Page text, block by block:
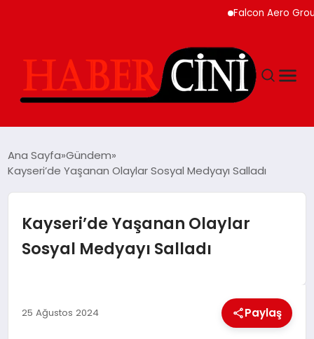
Falcon Aero Group,
GÜNCEL
MAGAZIN
Ana Sayfa Gündem
Kayseri’de Yaşanan Olaylar Sosyal Medyayı Salladı
Kayseri’de Yaşanan Olaylar
Sosyal Medyayı Salladı
25 Ağustos 2024 Paylaş